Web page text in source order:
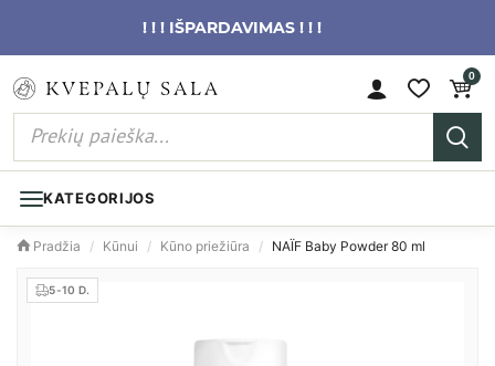
! ! ! IŠPARDAVIMAS ! ! !
0
KATEGORIJOS
Pradžia / Kūnui / Kūno priežiūra / NAÏF Baby Powder 80 ml
5-10 D.